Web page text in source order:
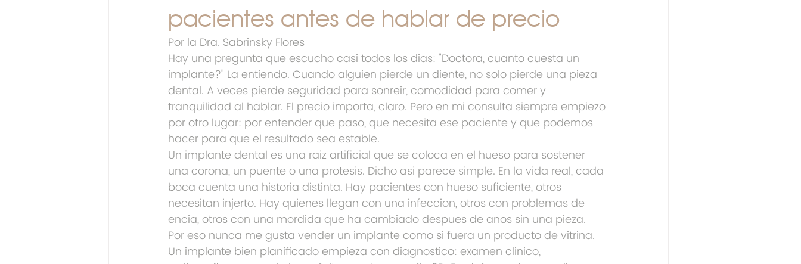
pacientes antes de hablar de precio
Por la Dra. Sabrinsky Flores
Hay una pregunta que escucho casi todos los dias: "Doctora, cuanto cuesta un
implante?" La entiendo. Cuando alguien pierde un diente, no solo pierde una pieza
dental. A veces pierde seguridad para sonreir, comodidad para comer y
tranquilidad al hablar. El precio importa, claro. Pero en mi consulta siempre empiezo
por otro lugar: por entender que paso, que necesita ese paciente y que podemos
hacer para que el resultado sea estable.
Un implante dental es una raiz artificial que se coloca en el hueso para sostener
una corona, un puente o una protesis. Dicho asi parece simple. En la vida real, cada
boca cuenta una historia distinta. Hay pacientes con hueso suficiente, otros
necesitan injerto. Hay quienes llegan con una infeccion, otros con problemas de
encia, otros con una mordida que ha cambiado despues de anos sin una pieza.
Por eso nunca me gusta vender un implante como si fuera un producto de vitrina.
Un implante bien planificado empieza con diagnostico: examen clinico,